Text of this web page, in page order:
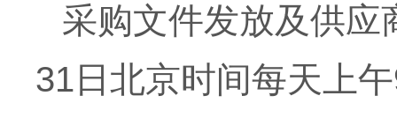
采购文件发放及供应
31日北京时间每天上午